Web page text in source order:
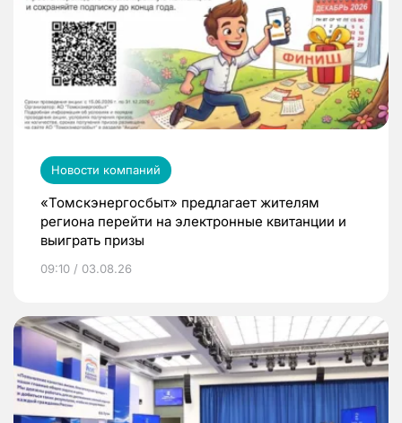
Новости компаний
«Томскэнергосбыт» предлагает жителям
региона перейти на электронные квитанции и
выиграть призы
09:10 / 03.08.26